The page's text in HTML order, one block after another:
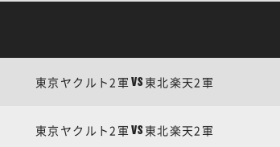
東京ヤクルト2軍VS 東北楽天2軍
東京ヤクルト2軍VS 東北楽天2軍